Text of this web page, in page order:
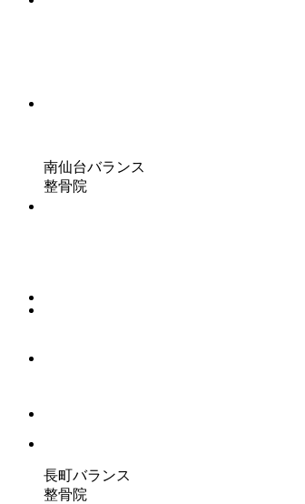
南仙台バランス
整骨院
長町バランス
整骨院